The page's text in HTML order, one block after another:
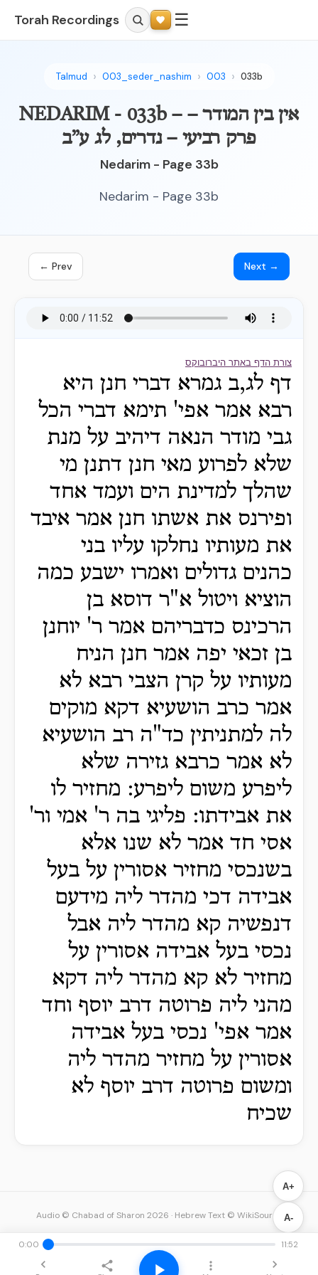
Torah Recordings ☰
Talmud 003_seder_nashim 003 033b
NEDARIM - 033b – אין בין המודר –
פרק רביעי – נדרים, לג ע”ב
Nedarim - Page 33b
Nedarim - Page 33b
← Prev Next →
צורת הדף באתר היברובוקס
דף לג,ב גמרא דברי חנן היא
רבא אמר אפי' תימא דברי הכל
גבי מודר הנאה דיהיב על מנת
שלא לפרוע מאי חנן דתנן מי
שהלך למדינת הים ועמד אחד
ופירנס את אשתו חנן אמר איבד
את מעותיו נחלקו עליו בני
כהנים גדולים ואמרו ישבע כמה
הוציא ויטול א"ר דוסא בן
הרכינס כדבריהם אמר ר' יוחנן
בן זכאי יפה אמר חנן הניח
מעותיו על קרן הצבי רבא לא
אמר כרב הושעיא דקא מוקים
לה למתניתין כד"ה רב הושעיא
לא אמר כרבא גזירה שלא
ליפרע משום ליפרע: מחזיר לו
את אבידתו: פליגי בה ר' אמי ור'
אסי חד אמר לא שנו אלא
בשנכסי מחזיר אסורין על בעל
אבידה דכי מהדר ליה מידעם
דנפשיה קא מהדר ליה אבל
נכסי בעל אבידה אסורין על
מחזיר לא קא מהדר ליה דקא
מהני ליה פרוטה דרב יוסף וחד
אמר אפי' נכסי בעל אבידה
אסורין על מחזיר מהדר ליה
ומשום פרוטה דרב יוסף לא
שכיח
A+
A-
0:00 11:52
Audio © Chabad of Sharon 2026 · Hebrew Text © WikiSource